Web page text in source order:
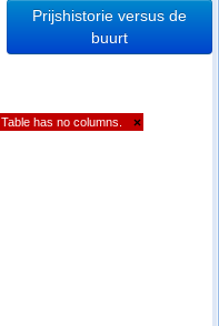
Prijshistorie versus de
buurt
Table has no columns. ×